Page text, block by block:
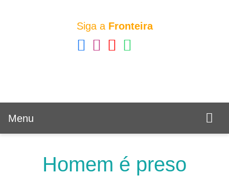
Siga a Fronteira
Menu
Homem é preso